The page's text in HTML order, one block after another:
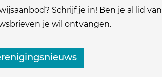
Schrijf je in! Ben je al lid van
je wil ontvangen.